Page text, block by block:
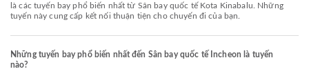
là các tuyến bay phổ biến nhất từ Sân bay quốc tế Kota Kinabalu. Những
tuyến này cung cấp kết nối thuận tiện cho chuyến đi của bạn.
Những tuyến bay phổ biến nhất đến Sân bay quốc tế Incheon là tuyến
nào?